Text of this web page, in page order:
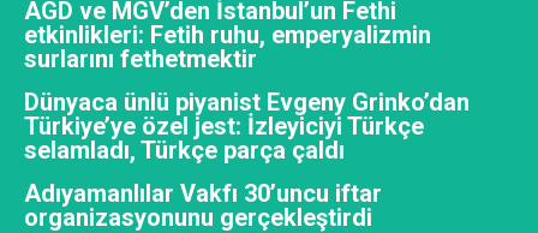
AGD ve MGV’den İstanbul’un Fethi
etkinlikleri: Fetih ruhu, emperyalizmin
surlarını fethetmektir
Dünyaca ünlü piyanist Evgeny Grinko’dan
Türkiye’ye özel jest: İzleyiciyi Türkçe
selamladı, Türkçe parça çaldı
Adıyamanlılar Vakfı 30’uncu iftar
organizasyonunu gerçekleştirdi